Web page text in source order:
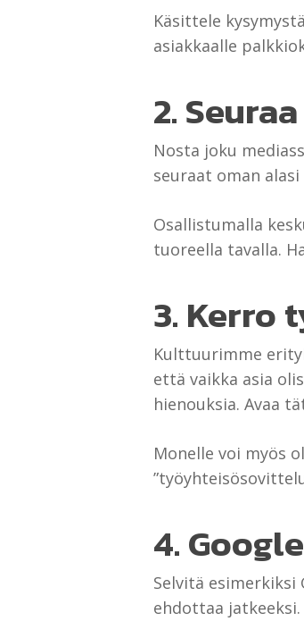
Käsittele
asiakkaalle
2.
Nosta joku
seuraat oman
Osallistumalla
tuoreella tavalla.
3. Kerro
Kulttuurimme
että vaikka asia
hienouksia. Avaa
Monelle voi myös
4.
Selvitä esimerkiksi
ehdottaa jatkeeksi.